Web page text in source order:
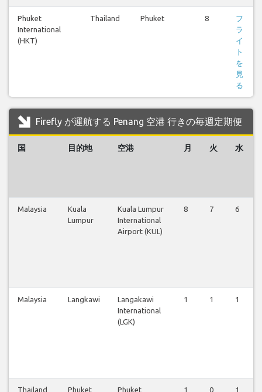
Phuket
International
(HKT)
Thailand Phuket 8
フ
ラ
イ
ト
を
見
る
Firefly が運航する Penang 空港 行きの毎週定期便
国 目的地 空港 月 火 水
Malaysia
Kuala
Lumpur
Kuala Lumpur
International
Airport (KUL)
8 7 6
Malaysia Langkawi
Langakawi
International
(LGK)
1 1 1
Thailand Phuket Phuket 1 0 1